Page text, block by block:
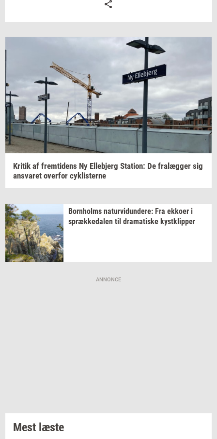
Kri­tik af frem­ti­dens Ny El­leb­jerg Sta­tion: De fralæg­ger sig
an­sva­ret over­for cyk­li­ster­ne
Born­holms na­tur­vi­dun­de­re: Fra ek­ko­er i
spræk­ke­da­len til dra­ma­ti­ske kyst­klip­per
ANNONCE
Mest læste